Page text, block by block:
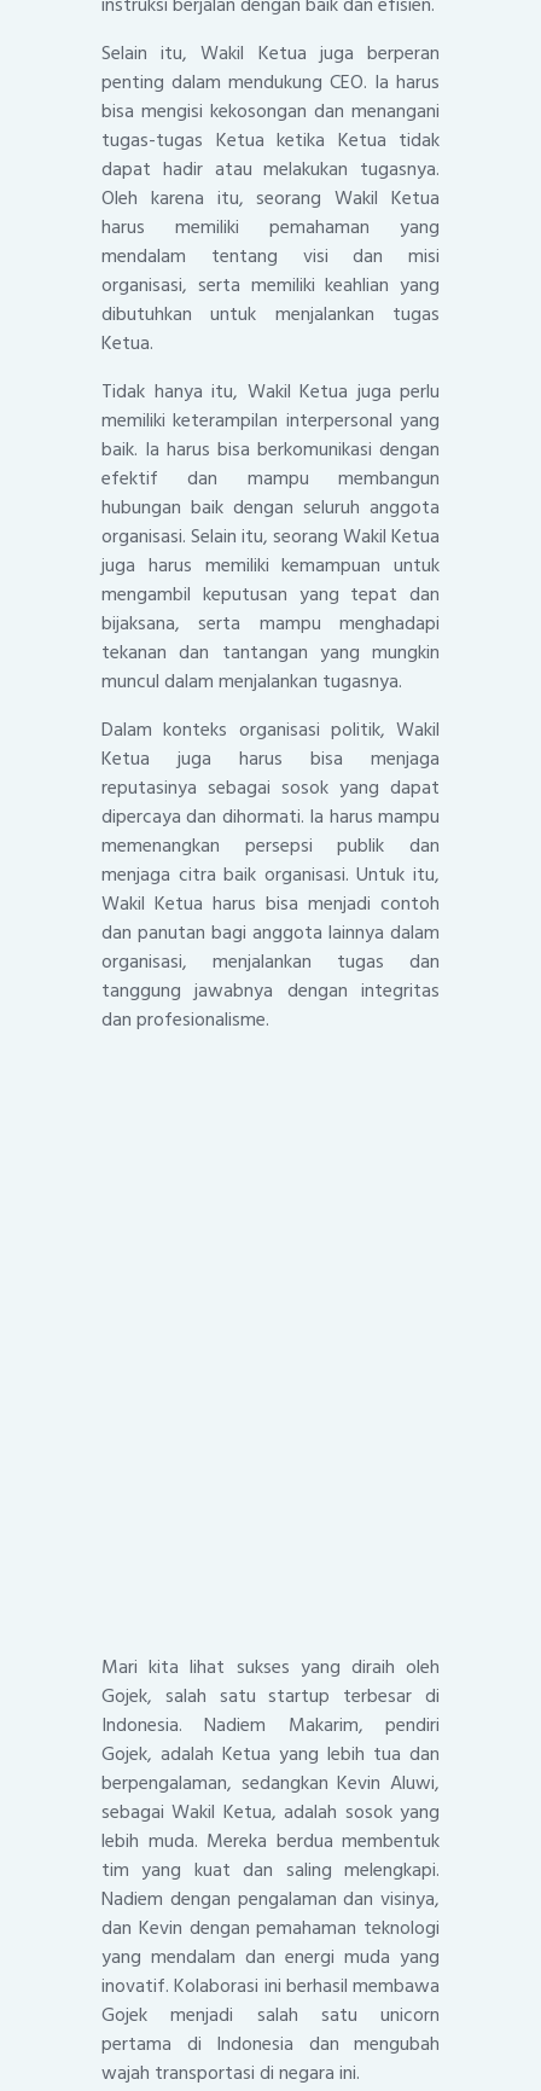
Selain itu, Wakil Ketua juga berperan
penting dalam mendukung CEO. Ia harus
bisa mengisi kekosongan dan menangani
tugas-tugas Ketua ketika Ketua tidak
dapat hadir atau melakukan tugasnya.
Oleh karena itu, seorang Wakil Ketua
harus memiliki pemahaman yang
mendalam tentang visi dan misi
organisasi, serta memiliki keahlian yang
dibutuhkan untuk menjalankan tugas
Ketua.
Tidak hanya itu, Wakil Ketua juga perlu
memiliki keterampilan interpersonal yang
baik. Ia harus bisa berkomunikasi dengan
efektif dan mampu membangun
hubungan baik dengan seluruh anggota
organisasi. Selain itu, seorang Wakil Ketua
juga harus memiliki kemampuan untuk
mengambil keputusan yang tepat dan
bijaksana, serta mampu menghadapi
tekanan dan tantangan yang mungkin
muncul dalam menjalankan tugasnya.
Dalam konteks organisasi politik, Wakil
Ketua juga harus bisa menjaga
reputasinya sebagai sosok yang dapat
dipercaya dan dihormati. Ia harus mampu
memenangkan persepsi publik dan
menjaga citra baik organisasi. Untuk itu,
Wakil Ketua harus bisa menjadi contoh
dan panutan bagi anggota lainnya dalam
organisasi, menjalankan tugas dan
tanggung jawabnya dengan integritas
dan profesionalisme.
Mari kita lihat sukses yang diraih oleh
Gojek, salah satu startup terbesar di
Indonesia. Nadiem Makarim, pendiri
Gojek, adalah Ketua yang lebih tua dan
berpengalaman, sedangkan Kevin Aluwi,
sebagai Wakil Ketua, adalah sosok yang
lebih muda. Mereka berdua membentuk
tim yang kuat dan saling melengkapi.
Nadiem dengan pengalaman dan visinya,
dan Kevin dengan pemahaman teknologi
yang mendalam dan energi muda yang
inovatif. Kolaborasi ini berhasil membawa
Gojek menjadi salah satu unicorn
pertama di Indonesia dan mengubah
wajah transportasi di negara ini.